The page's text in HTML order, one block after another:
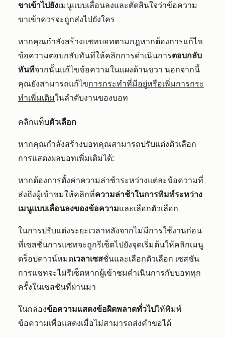
ขาเข้าไปยังเมนูแบบเลื่อนลงและตัดสินใจว่าข้อความ
ขาเข้าควรจะถูกส่งไปยังใคร
หากคุณกำลังสร้างแชทบอทตามกฎหากต้องการแก้ไข
ข้อความตอบกลับทันทีให้คลิกการดำเนินการตอบกลับ
ทันทีจากนั้นแก้ไขข้อความในแผงด้านขวา นอกจากนี้
คุณยังสามารถแก้ไขการกระทำที่มีอยู่หรือเพิ่มการกระ
ทำเพิ่มเติมในลำดับงานของบอท
คลิกแท็บตัวเลือก
หากคุณกำลังสร้างบอทคุณสามารถปรับแต่งตัวเลือก
การแสดงผลบอทเพิ่มเติมได้:
หากต้องการตั้งค่าความล่าช้าระหว่างแต่ละข้อความที่
ส่งถึงผู้เข้าชมให้คลิกที่ความล่าช้าในการพิมพ์ระหว่าง
เมนูแบบเลื่อนลงของข้อความและเลือกตัวเลือก
ในการปรับแต่งระยะเวลาหลังจากไม่มีการใช้งานก่อน
ที่เซสชั่นการแชทจะถูกรีเซ็ตไปยังจุดเริ่มต้นให้คลิกเมนู
ดร็อปดาวน์หมดเวลาเซสชั่นและเลือกตัวเลือก เซสชัน
การแชทจะไม่รีเซ็ตหากผู้เข้าชมดำเนินการกับบอททุก
ครั้งในเซสชันที่ผ่านมา
ในกล่องข้อความแสดงข้อผิดพลาดทั่วไปให้พิมพ์
ข้อความเพื่อแสดงเมื่อไม่สามารถส่งคำขอได้